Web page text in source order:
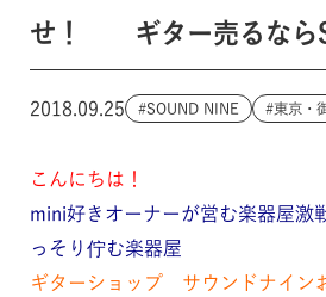
せ！ ギター売るなら
2018.09.25 SOUND NINE 東京・
こんにちは！
mini好きオーナーが営む楽器屋激
っそり佇む楽器屋
ギターショップ サウンドナイン